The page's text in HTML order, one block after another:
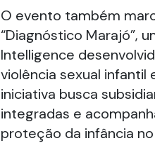
O evento também
“Diagnóstico Marajó”,
Intelligence
violência sexual infantil
iniciativa busca
integradas e
proteção da infância